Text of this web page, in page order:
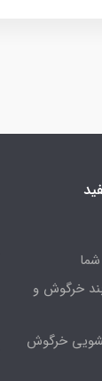
خرگوش و
خرگوش